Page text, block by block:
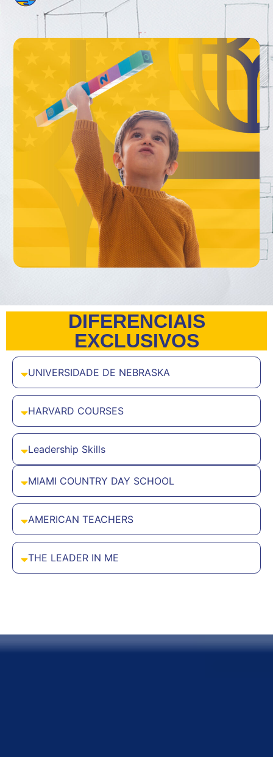
DIFERENCIAIS
EXCLUSIVOS
UNIVERSIDADE DE NEBRASKA
HARVARD COURSES
Leadership Skills
MIAMI COUNTRY DAY SCHOOL
AMERICAN TEACHERS
THE LEADER IN ME